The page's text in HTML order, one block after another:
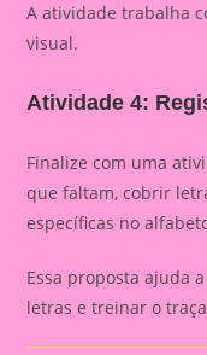
A atividade trabalha
visual.
Atividade 4:
Finalize com uma
que faltam, cobrir
específicas no
Essa proposta ajuda
letras e treinar o